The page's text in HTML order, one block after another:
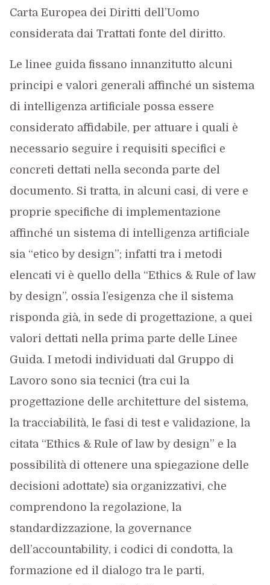
Carta Europea dei Diritti dell’Uomo
considerata dai Trattati fonte del diritto.
Le linee guida fissano innanzitutto alcuni
principi e valori generali affinché un sistema
di intelligenza artificiale possa essere
considerato affidabile, per attuare i quali è
necessario seguire i requisiti specifici e
concreti dettati nella seconda parte del
documento. Si tratta, in alcuni casi, di vere e
proprie specifiche di implementazione
affinché un sistema di intelligenza artificiale
sia “etico by design”; infatti tra i metodi
elencati vi è quello della “Ethics & Rule of law
by design”, ossia l’esigenza che il sistema
risponda già, in sede di progettazione, a quei
valori dettati nella prima parte delle Linee
Guida. I metodi individuati dal Gruppo di
Lavoro sono sia tecnici (tra cui la
progettazione delle architetture del sistema,
la tracciabilità, le fasi di test e validazione, la
citata “Ethics & Rule of law by design” e la
possibilità di ottenere una spiegazione delle
decisioni adottate) sia organizzativi, che
comprendono la regolazione, la
standardizzazione, la governance
dell’accountability, i codici di condotta, la
formazione ed il dialogo tra le parti,